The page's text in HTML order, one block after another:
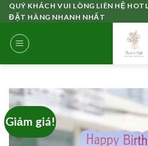
Skip
to
content
QUÝ KHÁCH VUI LÒNG LIÊN HỆ
ĐẶT HÀNG NHANH NHẤT
Giảm giá!